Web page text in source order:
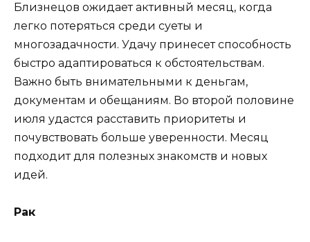
Близнецов ожидает активный месяц, когда
легко потеряться среди суеты и
многозадачности. Удачу принесет способность
быстро адаптироваться к обстоятельствам.
Важно быть внимательными к деньгам,
документам и обещаниям. Во второй половине
июля удастся расставить приоритеты и
почувствовать больше уверенности. Месяц
подходит для полезных знакомств и новых
идей.
Рак